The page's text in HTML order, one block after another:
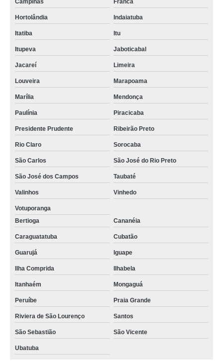
Campinas Franca
Hortolândia Indaiatuba
Itatiba Itu
Itupeva Jaboticabal
Jacareí Limeira
Louveira Marapoama
Marília Mendonça
Paulínia Piracicaba
Presidente Prudente Ribeirão Preto
Rio Claro Sorocaba
São Carlos São José do Rio Preto
São José dos Campos Taubaté
Valinhos Vinhedo
Votuporanga
Bertioga
Cananéia
Caraguatatuba Cubatão
Guarujá Iguape
Ilha Comprida Ilhabela
Itanhaém Mongaguá
Peruíbe Praia Grande
Riviera de São Lourenço Santos
São Sebastião São Vicente
Ubatuba